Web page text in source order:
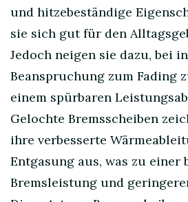
und hitzebeständige
sie sich gut für den
Jedoch neigen sie dazu, bei
Beanspruchung zum Fading
einem spürbaren
Gelochte Bremsscheiben
ihre verbesserte
Entgasung aus, was zu einer
Bremsleistung und